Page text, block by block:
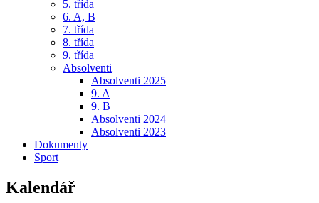
5. třída
6. A, B
7. třída
8. třída
9. třída
Absolventi
Absolventi 2025
9. A
9. B
Absolventi 2024
Absolventi 2023
Dokumenty
Sport
Kalendář